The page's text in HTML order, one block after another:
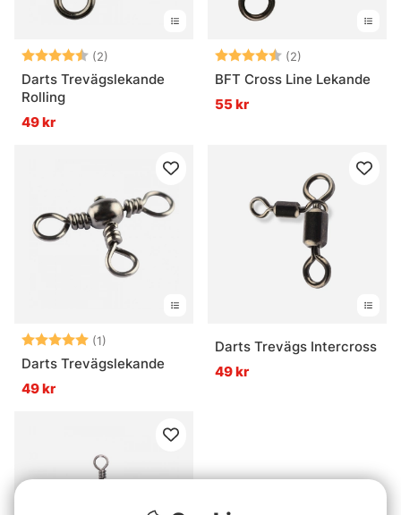
Betyg: (2)
4.5 utav 5 stjärnor
Darts Trevägslekande
Rolling
49 kr
Betyg: (2)
BFT Cross Line Lekande
55 kr
Betyg: (1)
5.0 utav 5 stjärnor
Darts Trevägslekande
49 kr
Darts Trevägs Intercross
49 kr